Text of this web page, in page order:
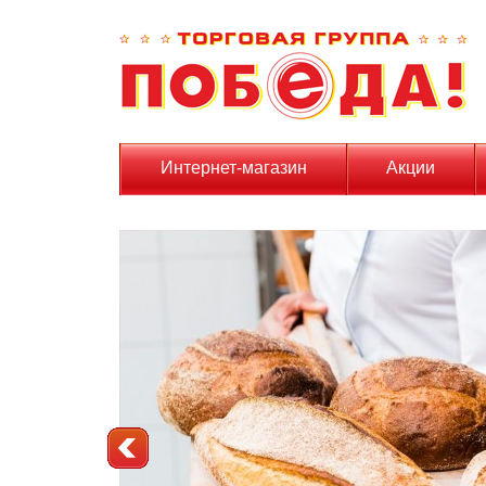
Интернет-магазин Акции